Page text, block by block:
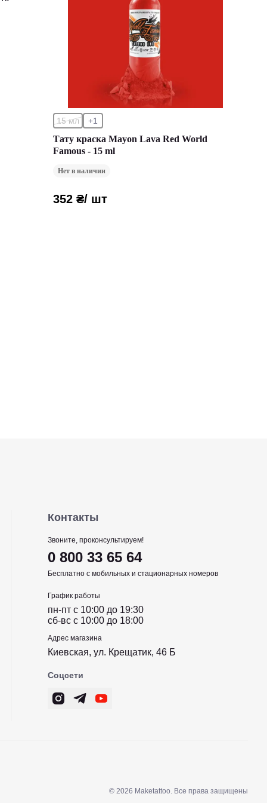
15 мл +1
Тату краска Mayon Lava Red World
Famous - 15 ml
Нет в наличии
352 ₴/ шт
Контакты
Звоните, проконсультируем!
0 800 33 65 64
Бесплатно с мобильных и стационарных номеров
График работы
пн-пт c 10:00 до 19:30
сб-вс c 10:00 до 18:00
Адрес магазина
Киевская, ул. Крещатик, 46 Б
Соцсети
© 2026 Maketattoo. Все права защищены